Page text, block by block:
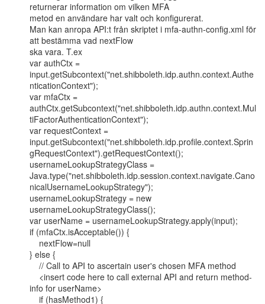
returnerar information om vilken MFA
metod en användare har valt och konfigurerat.
Man kan anropa API:t från skriptet i mfa-authn-config.xml för
att bestämma vad nextFlow
ska vara. T.ex
var authCtx =
input.getSubcontext("net.shibboleth.idp.authn.context.Authe
nticationContext");
var mfaCtx =
authCtx.getSubcontext("net.shibboleth.idp.authn.context.Mul
tiFactorAuthenticationContext");
var requestContext =
input.getSubcontext("net.shibboleth.idp.profile.context.Sprin
gRequestContext").getRequestContext();
usernameLookupStrategyClass =
Java.type("net.shibboleth.idp.session.context.navigate.Cano
nicalUsernameLookupStrategy");
usernameLookupStrategy = new
usernameLookupStrategyClass();
var userName = usernameLookupStrategy.apply(input);
if (mfaCtx.isAcceptable()) {
} else {
info for userName>